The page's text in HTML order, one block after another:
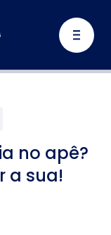
no apê?
a sua!